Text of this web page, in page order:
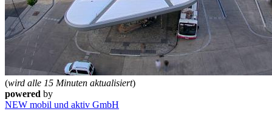
(wird alle 15 Minuten aktualisiert)
powered by
NEW mobil und aktiv GmbH